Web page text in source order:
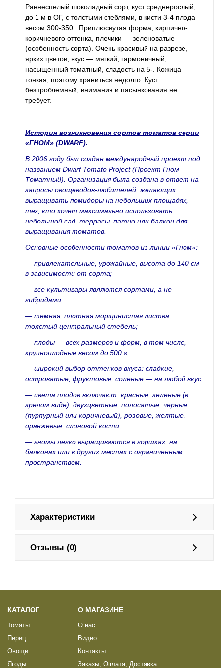
Раннеспелый шоколадный сорт, куст среднерослый,
до 1 м в ОГ, с толстыми стеблями, в кисти 3-4 плода
весом 300-350 . Приплюснутая форма, кирпично-
коричневого оттенка, плечики — зеленоватые
(особенность сорта). Очень красивый на разрезе,
ярких цветов, вкус — мягкий, гармоничный,
насыщенный томатный, сладость на 5-. Кожица
тонкая, поэтому храниться недолго. Куст
безпроблемный, внимания и пасынкования не
требует.
История возникновения сортов томатов серии
«ГНОМ» (DWARF).
В 2006 году был создан международный проект под
названием Dwarf Tomato Project (Проект Гном
Томатный). Организация была создана в ответ на
запросы овощеводов-любителей, желающих
выращивать помидоры на небольших площадях,
тех, кто хочет максимально использовать
небольшой сад, террасы, патио или балкон для
выращивания томатов.
Основные особенности томатов из линии «Гном»:
— привлекательные, урожайные, высота до 140 см
в зависимости от сорта;
— все культивары являются сортами, а не
гибридами;
— темная, плотная морщинистая листва,
толстый центральный стебель;
— плоды — всех размеров и форм, в том числе,
крупноплодные весом до 500 г;
— широкий выбор оттенков вкуса: сладкие,
островатые, фруктовые, соленые — на любой вкус,
— цвета плодов включают: красные, зеленые (в
зрелом виде), двухцветные, полосатые, черные
(пурпурный или коричневый), розовые, желтые,
оранжевые, слоновой кости,
— гномы легко выращиваются в горшках, на
балконах или в других местах с ограниченным
пространством.
Характеристики
Отзывы (0)
КАТАЛОГ
Томаты
Перец
Овощи
Ягоды
О МАГАЗИНЕ
О нас
Видео
Контакты
Заказы, Оплата, Доставка